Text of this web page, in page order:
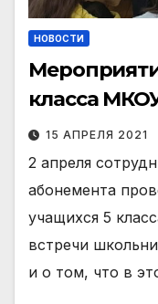
НОВОСТИ
класса
15 АПРЕЛЯ 2021
2 апреля
абонемента
учащихся 5
встречи
и о том, что в